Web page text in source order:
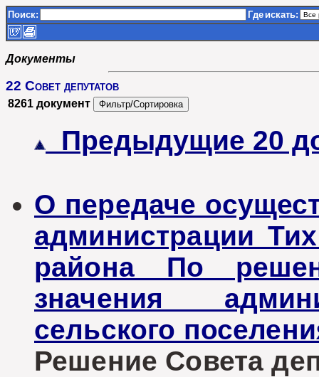
Поиск: Где искать:
Документы
22 Совет депутатов
8261 документ
Предыдущие 20
О передаче
администрации
района По
значения
сельского
Решение Совета